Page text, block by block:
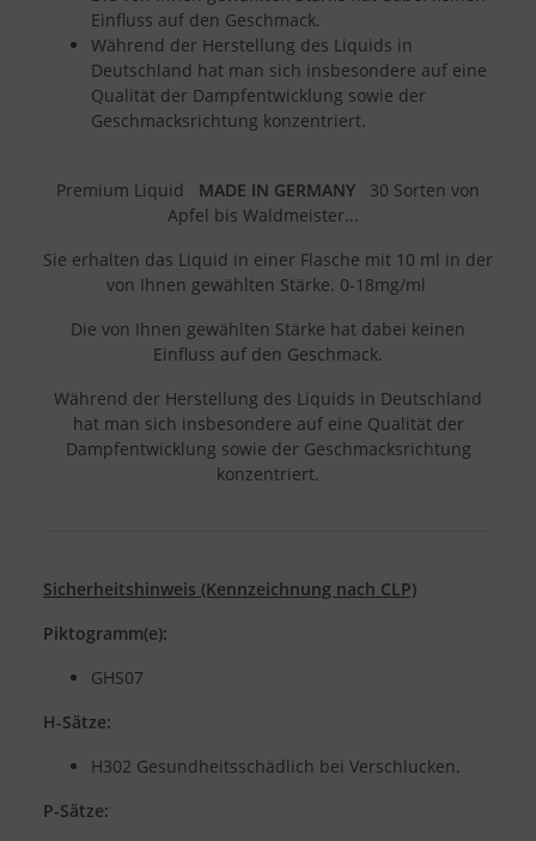
Einfluss auf den Geschmack.
Während der Herstellung des Liquids in
Deutschland hat man sich insbesondere auf eine
Qualität der Dampfentwicklung sowie der
Geschmacksrichtung konzentriert.
Premium Liquid MADE IN GERMANY 30 Sorten von
Apfel bis Waldmeister...
Sie erhalten das Liquid in einer Flasche mit 10 ml in der
von Ihnen gewählten Stärke. 0-18mg/ml
Die von Ihnen gewählten Stärke hat dabei keinen
Einfluss auf den Geschmack.
Während der Herstellung des Liquids in Deutschland
hat man sich insbesondere auf eine Qualität der
Dampfentwicklung sowie der Geschmacksrichtung
konzentriert.
Sicherheitshinweis (Kennzeichnung nach CLP)
Piktogramm(e):
GHS07
H-Sätze:
H302 Gesundheitsschädlich bei Verschlucken.
P-Sätze: